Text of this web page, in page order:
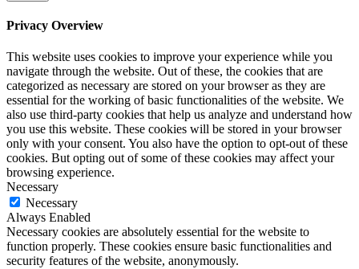
Privacy Overview
This website uses cookies to improve your experience while you
navigate through the website. Out of these, the cookies that are
categorized as necessary are stored on your browser as they are
essential for the working of basic functionalities of the website. We
also use third-party cookies that help us analyze and understand how
you use this website. These cookies will be stored in your browser
only with your consent. You also have the option to opt-out of these
cookies. But opting out of some of these cookies may affect your
browsing experience.
Necessary
Necessary
Always Enabled
Necessary cookies are absolutely essential for the website to
function properly. These cookies ensure basic functionalities and
security features of the website, anonymously.